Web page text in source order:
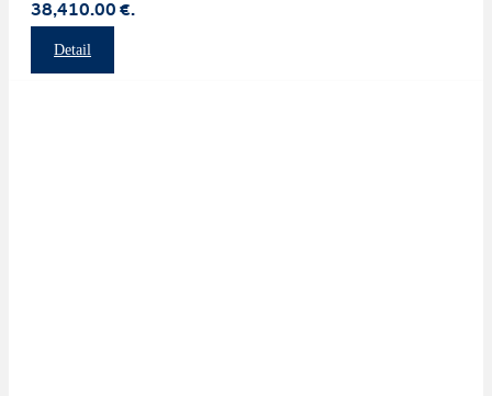
38,410.00 €.
Detail